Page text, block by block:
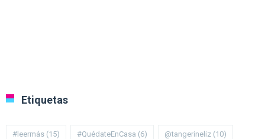
Etiquetas
#leermás (15) #QuédateEnCasa (6) @tangerineliz (10)